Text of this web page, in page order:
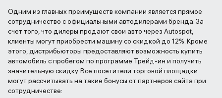
Одним из главных преимуществ компании является прямое
сотрудничество с официальными автодилерами бренда. За
счет того, что дилеры продают свои авто через Autospot,
клиенты могут приобрести машину со скидкой до 12%. Кроме
этого, дистрибьюторы предоставляют возможность купить
автомобиль с пробегом по программе Трейд-ин и получить
значительную скидку. Все посетители торговой площадки
могут рассчитывать на такие бонусы от партнеров сайта при
сотрудничестве: